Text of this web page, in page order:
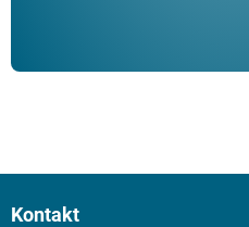
Kontakt